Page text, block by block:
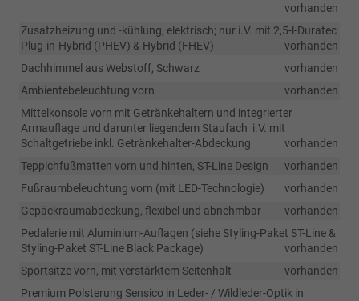
vorhanden
Zusatzheizung und -kühlung, elektrisch; nur i.V. mit 2,5-l-Duratec
Plug-in-Hybrid (PHEV) & Hybrid (FHEV)
vorhanden
Dachhimmel aus Webstoff, Schwarz
vorhanden
Ambientebeleuchtung vorn
vorhanden
Mittelkonsole vorn mit Getränkehaltern und integrierter
Armauflage und darunter liegendem Staufach  i.V. mit
Schaltgetriebe inkl. Getränkehalter-Abdeckung
vorhanden
Teppichfußmatten vorn und hinten, ST-Line Design
vorhanden
Fußraumbeleuchtung vorn (mit LED-Technologie)
vorhanden
Gepäckraumabdeckung, flexibel und abnehmbar
vorhanden
Pedalerie mit Aluminium-Auflagen (siehe Styling-Paket ST-Line &
Styling-Paket ST-Line Black Package)
vorhanden
Sportsitze vorn, mit verstärktem Seitenhalt
vorhanden
Premium Polsterung Sensico in Leder- / Wildleder-Optik in